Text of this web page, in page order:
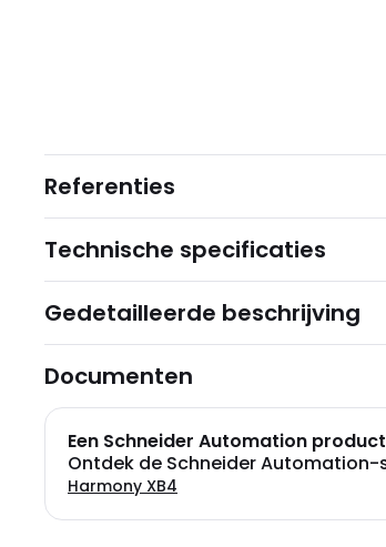
Referenties
Technische specificaties
Gedetailleerde beschrijving
Documenten
Een Schneider Automation product
Ontdek de Schneider Automation-
Harmony XB4